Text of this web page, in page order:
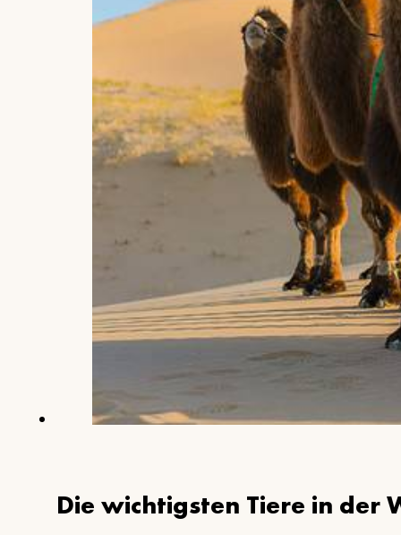
Die wichtigsten Tiere in der